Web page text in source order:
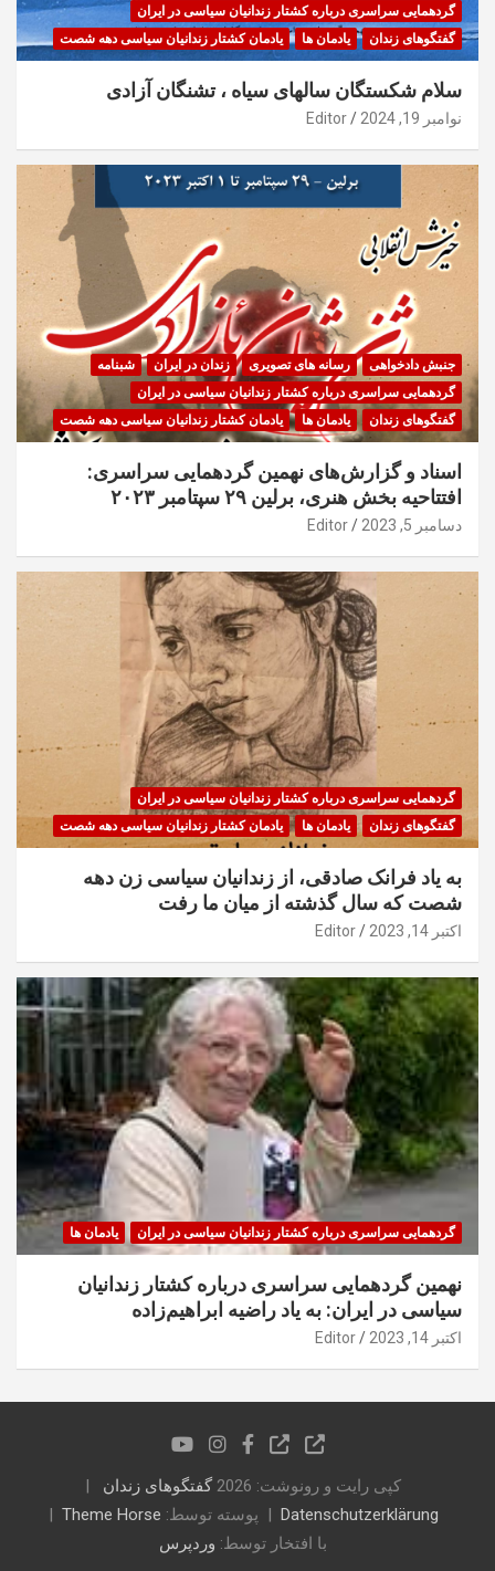
گردهمایی سراسری درباره کشتار زندانیان سیاسی در ایران
گفتگوهای زندان
یادمان ها یادمان کشتار زندانیان سیاسی دهه شصت
سلام شکستگان سالهای سیاه ، تشنگان آزادی
نوامبر 19, 2024 Editor
جنبش دادخواهی رسانه های تصویری زندان در ایران
شبنامه
گردهمایی سراسری درباره کشتار زندانیان سیاسی در ایران
گفتگوهای زندان
یادمان ها یادمان کشتار زندانیان سیاسی دهه شصت
اسناد و گزارش‌های نهمین گردهمایی سراسری:
افتتاحیه بخش هنری، برلین ۲۹ سپتامبر ۲۰۲۳
دسامبر 5, 2023 Editor
گردهمایی سراسری درباره کشتار زندانیان سیاسی در ایران
گفتگوهای زندان
یادمان ها یادمان کشتار زندانیان سیاسی دهه شصت
به یاد فرانک صادقی، از زندانیان سیاسی زن دهه
شصت که سال گذشته از میان ما رفت
اکتبر 14, 2023 Editor
گردهمایی سراسری درباره کشتار زندانیان سیاسی در ایران یادمان ها
نهمین گردهمایی سراسری درباره کشتار زندانیان
سیاسی در ایران: به یاد راضیه ابراهیم‌زاده
اکتبر 14, 2023 Editor
کپی رایت و رونوشت: 2026
گفتگوهای زندان
Datenschutzerklärung
پوسته توسط: Theme Horse
با افتخار توسط: وردپرس